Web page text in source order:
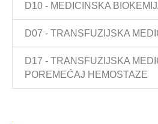
D10 - MEDICINSKA
D07 - TRANSFUZIJSKA
D17 - TRANSFUZIJSKA
POREMEĆAJ HEMOSTAZE